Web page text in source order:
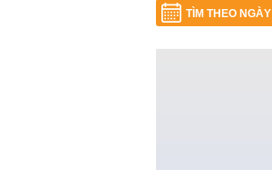
TÌM THEO NGÀY